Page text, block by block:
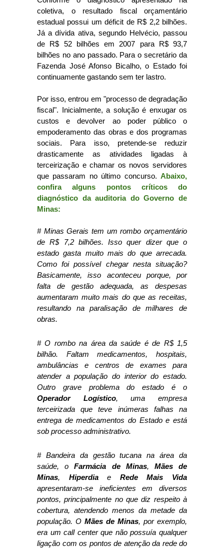
coletiva, o resultado fiscal orçamentário
estadual possui um déficit de R$ 2,2 bilhões.
Já a dívida ativa, segundo Helvécio, passou
de R$ 52 bilhões em 2007 para R$ 93,7
bilhões no ano passado. Para o secretário da
Fazenda José Afonso Bicalho, o Estado foi
continuamente gastando sem ter lastro.
Por isso, entrou em "processo de degradação
fiscal". Inicialmente, a solução é enxugar os
custos e devolver ao poder público o
empoderamento das obras e dos programas
sociais. Para isso, pretende-se reduzir
drasticamente as atividades ligadas à
terceirização e chamar os novos servidores
que passaram no último concurso. Abaixo,
confira alguns pontos críticos do
diagnóstico da auditoria do Governo de
Minas:
# Minas Gerais tem um rombo orçamentário
de R$ 7,2 bilhões. Isso quer dizer que o
estado gasta muito mais do que arrecada.
Como foi possível chegar nesta situação?
Basicamente, isso aconteceu porque, por
falta de gestão adequada, as despesas
aumentaram muito mais do que as receitas,
resultando na paralisação de milhares de
obras.
# O rombo na área da saúde é de R$ 1,5
bilhão. Faltam medicamentos, hospitais,
ambulâncias e centros de exames para
atender a população do interior do estado.
Outro grave problema do estado é o
Operador Logístico, uma empresa
terceirizada que teve inúmeras falhas na
entrega de medicamentos do Estado e está
sob processo administrativo.
# Bandeira da gestão tucana na área da
saúde, oFarmácia de Minas, Mães de
Minas, Hiperdiae Rede Mais Vida
apresentaram-se ineficientes em diversos
pontos, principalmente no que diz respeito à
cobertura, atendendo menos da metade da
população. O Mães de Minas, por exemplo,
era um call center que não possuía qualquer
ligação com os pontos de atenção da rede do